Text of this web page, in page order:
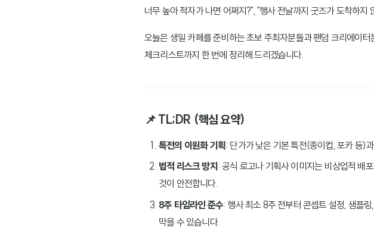
너무 높아 적자가 나면 어쩌지?", "행사 전날까지 굿즈가 도착하지
오늘은 생일 카페를 준비하는 초보 주최자분들과 팬덤 크리에이
체크리스트까지 한 번에 정리해 드리겠습니다.
📌 TL;DR (핵심 요약)
특전의 이원화 기획: 단가가 낮은 기본 특전(종이컵, 포카 등)
법적 리스크 방지 : 공식 로고나 기획사 이미지는 비상업적 배
것이 안전합니다.
8주 타임라인 준수: 행사 최소 8주 전부터 콘셉트 설정, 샘플
막을 수 있습니다.